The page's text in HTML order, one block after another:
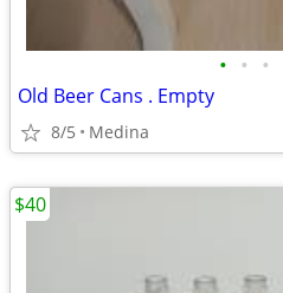
• • •
Old Beer Cans . Empty
8/5 Medina
$40